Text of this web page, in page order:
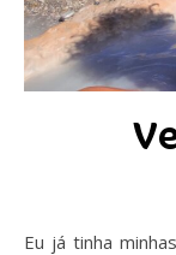
Eu já tinha minhas férias agendadas para inicio de Janeiro